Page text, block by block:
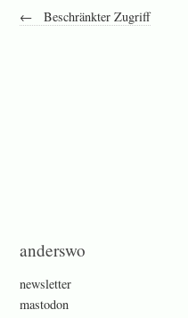
← Beschränkter Zugriff
anderswo
newsletter
mastodon